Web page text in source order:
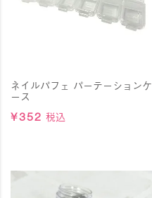
ネイルパフェ パーテーションケ
ース
¥352 税込